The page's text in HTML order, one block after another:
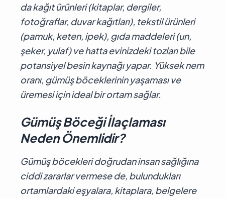
da kağıt ürünleri (kitaplar, dergiler,
fotoğraflar, duvar kağıtları), tekstil ürünleri
(pamuk, keten, ipek), gıda maddeleri (un,
şeker, yulaf) ve hatta evinizdeki tozları bile
potansiyel besin kaynağı yapar. Yüksek nem
oranı, gümüş böceklerinin yaşaması ve
üremesi için ideal bir ortam sağlar.
Gümüş Böceği İlaçlaması
Neden Önemlidir?
Gümüş böcekleri doğrudan insan sağlığına
ciddi zararlar vermese de, bulundukları
ortamlardaki eşyalara, kitaplara, belgelere